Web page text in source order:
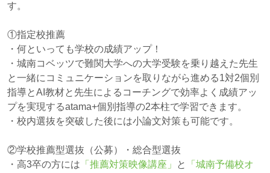
す。
①指定校推薦
・何といっても学校の成績アップ！
・城南コベッツで難関大学への大学受験を乗り越えた先生
と一緒にコミュニケーションを取りながら進める1対2個別
指導とAI教材と先生によるコーチングで効率よく成績アッ
プを実現するatama+個別指導の2本柱で学習できます。
・校内選抜を突破した後には小論文対策も可能です。
②学校推薦型選抜（公募）・総合型選抜
・高3卒の方には 「推薦対策映像講座」 と
「城南予備校オ